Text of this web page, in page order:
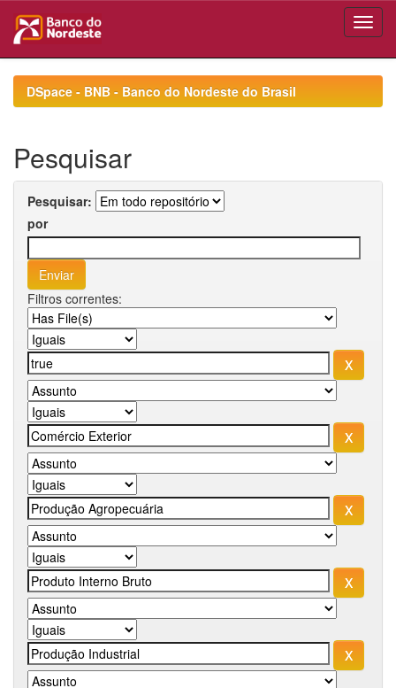
navigationDSpace - BNB - Banco do Nordeste do Brasil
Pesquisar
Pesquisar:
por
Filtros correntes: